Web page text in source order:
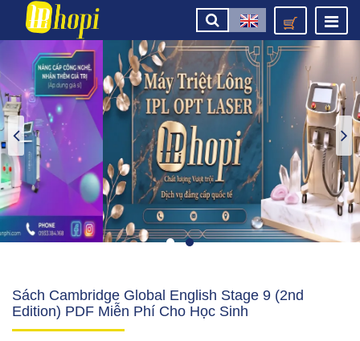
Sách Cambridge Global English Stage 9 (2nd
Edition) PDF Miễn Phí Cho Học Sinh